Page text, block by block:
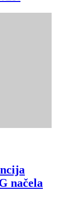
načela